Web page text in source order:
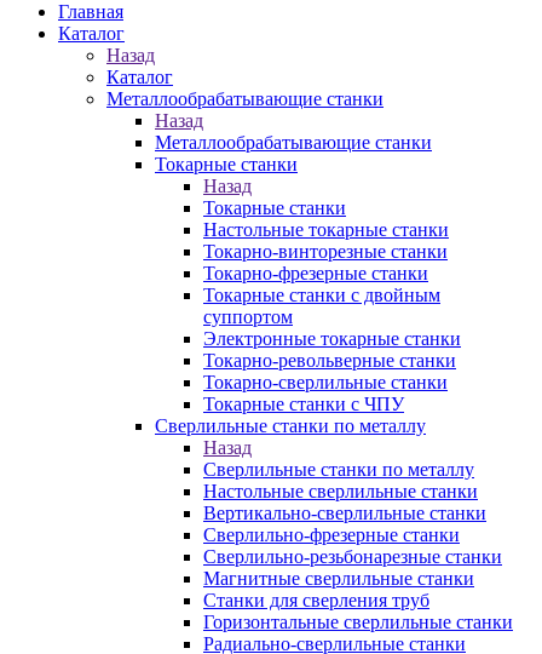
Главная
Каталог
Назад
Каталог
Металлообрабатывающие станки
Назад
Металлообрабатывающие станки
Токарные станки
Назад
Токарные станки
Настольные токарные станки
Токарно-винторезные станки
Токарно-фрезерные станки
Токарные станки с двойным
суппортом
Электронные токарные станки
Токарно-револьверные станки
Токарно-сверлильные станки
Токарные станки с ЧПУ
Сверлильные станки по металлу
Назад
Сверлильные станки по металлу
Настольные сверлильные станки
Вертикально-сверлильные станки
Сверлильно-фрезерные станки
Сверлильно-резьбонарезные станки
Магнитные сверлильные станки
Станки для сверления труб
Горизонтальные сверлильные станки
Радиально-сверлильные станки